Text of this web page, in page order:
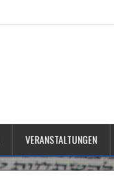
VERANSTALTUNGEN